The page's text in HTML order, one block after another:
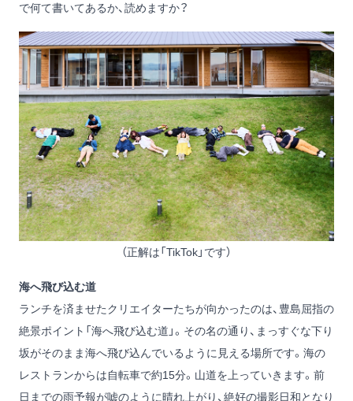
で何て書いてあるか、読めますか？
（正解は「TikTok」です）
海へ飛び込む道
ランチを済ませたクリエイターたちが向かったのは、豊島屈指の
絶景ポイント「海へ飛び込む道」。その名の通り、まっすぐな下り
坂がそのまま海へ飛び込んでいるように見える場所です。海の
レストランからは自転車で約15分。山道を上っていきます。前
日までの雨予報が嘘のように晴れ上がり、絶好の撮影日和となり